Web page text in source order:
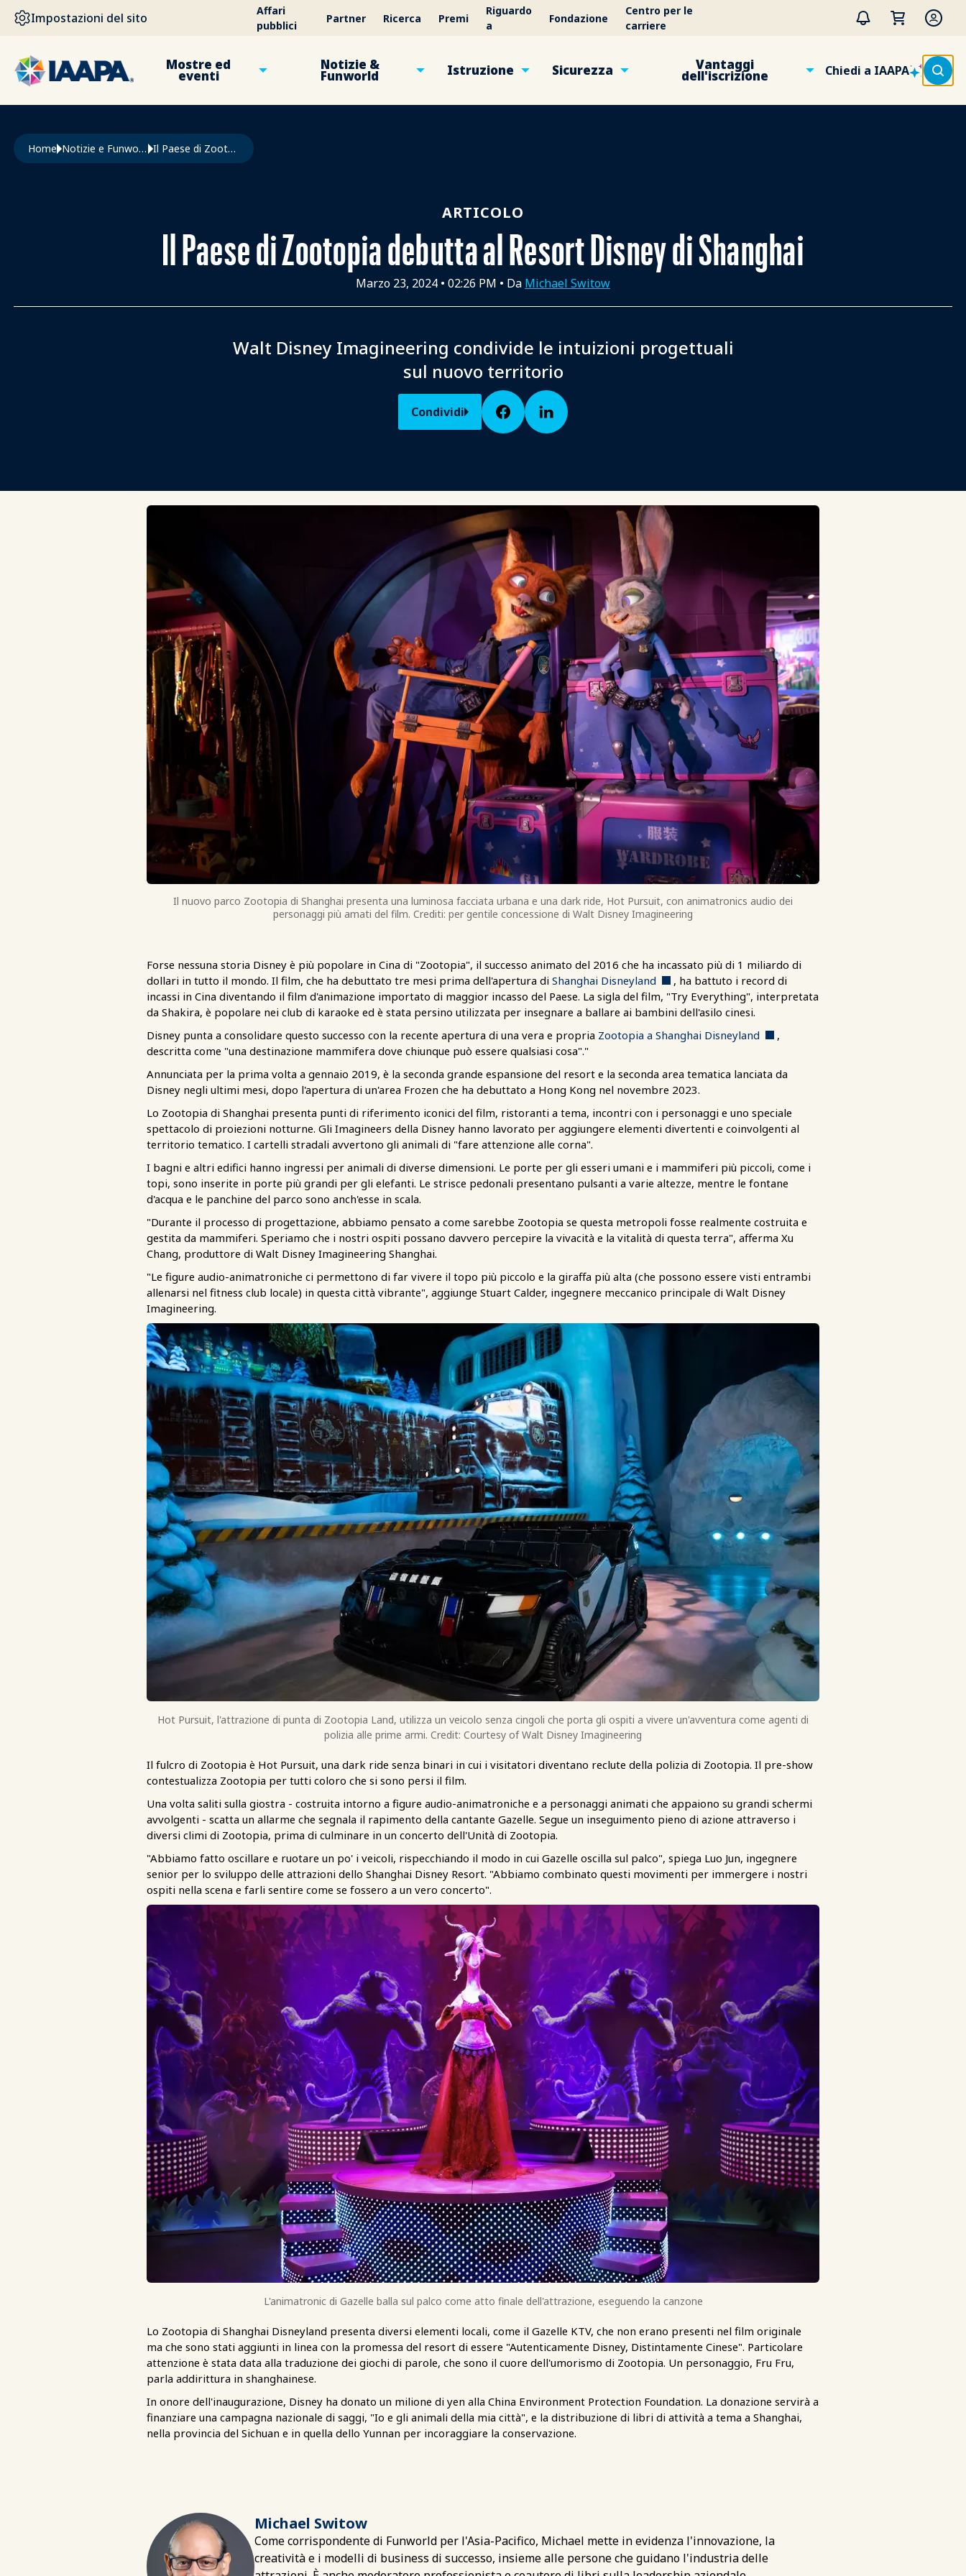
SALTA AL CONTENUTO PRINCIPALE
Impostazioni del sito
Affari
pubblici
Partner Ricerca Premi
Riguardo
a
Fondazione
Centro per le
carriere
Mostre ed
eventi
Notizie &
Funworld Istruzione Sicurezza Vantaggi
dell'iscrizione Chiedi a IAAPA
Briciole di pane
Home Notizie e Funworld Il Paese di Zootopia Debutta Al Resort Disney di Shanghai
ARTICOLO
Il Paese di Zootopia debutta al Resort Disney di Shanghai
Marzo 23, 2024 • 02:26 PM • Da Michael Switow
Walt Disney Imagineering condivide le intuizioni progettuali
sul nuovo territorio
Condividi
Il nuovo parco Zootopia di Shanghai presenta una luminosa facciata urbana e una dark ride, Hot Pursuit, con animatronics audio dei
personaggi più amati del film. Crediti: per gentile concessione di Walt Disney Imagineering
Forse nessuna storia Disney è più popolare in Cina di "Zootopia", il successo animato del 2016 che ha incassato più di 1 miliardo di
dollari in tutto il mondo. Il film, che ha debuttato tre mesi prima dell'apertura di Shanghai Disneyland
, ha battuto i record di
incassi in Cina diventando il film d'animazione importato di maggior incasso del Paese. La sigla del film, "Try Everything", interpretata
da Shakira, è popolare nei club di karaoke ed è stata persino utilizzata per insegnare a ballare ai bambini dell'asilo cinesi.
Disney punta a consolidare questo successo con la recente apertura di una vera e propria Zootopia a Shanghai Disneyland
,
descritta come "una destinazione mammifera dove chiunque può essere qualsiasi cosa"."
Annunciata per la prima volta a gennaio 2019, è la seconda grande espansione del resort e la seconda area tematica lanciata da
Disney negli ultimi mesi, dopo l'apertura di un'area Frozen che ha debuttato a Hong Kong nel novembre 2023.
Lo Zootopia di Shanghai presenta punti di riferimento iconici del film, ristoranti a tema, incontri con i personaggi e uno speciale
spettacolo di proiezioni notturne. Gli Imagineers della Disney hanno lavorato per aggiungere elementi divertenti e coinvolgenti al
territorio tematico. I cartelli stradali avvertono gli animali di "fare attenzione alle corna".
I bagni e altri edifici hanno ingressi per animali di diverse dimensioni. Le porte per gli esseri umani e i mammiferi più piccoli, come i
topi, sono inserite in porte più grandi per gli elefanti. Le strisce pedonali presentano pulsanti a varie altezze, mentre le fontane
d'acqua e le panchine del parco sono anch'esse in scala.
"Durante il processo di progettazione, abbiamo pensato a come sarebbe Zootopia se questa metropoli fosse realmente costruita e
gestita da mammiferi. Speriamo che i nostri ospiti possano davvero percepire la vivacità e la vitalità di questa terra", afferma Xu
Chang, produttore di Walt Disney Imagineering Shanghai.
"Le figure audio-animatroniche ci permettono di far vivere il topo più piccolo e la giraffa più alta (che possono essere visti entrambi
allenarsi nel fitness club locale) in questa città vibrante", aggiunge Stuart Calder, ingegnere meccanico principale di Walt Disney
Imagineering.
Hot Pursuit, l'attrazione di punta di Zootopia Land, utilizza un veicolo senza cingoli che porta gli ospiti a vivere un'avventura come agenti di
polizia alle prime armi. Credit: Courtesy of Walt Disney Imagineering
Il fulcro di Zootopia è Hot Pursuit, una dark ride senza binari in cui i visitatori diventano reclute della polizia di Zootopia. Il pre-show
contestualizza Zootopia per tutti coloro che si sono persi il film.
Una volta saliti sulla giostra - costruita intorno a figure audio-animatroniche e a personaggi animati che appaiono su grandi schermi
avvolgenti - scatta un allarme che segnala il rapimento della cantante Gazelle. Segue un inseguimento pieno di azione attraverso i
diversi climi di Zootopia, prima di culminare in un concerto dell'Unità di Zootopia.
"Abbiamo fatto oscillare e ruotare un po' i veicoli, rispecchiando il modo in cui Gazelle oscilla sul palco", spiega Luo Jun, ingegnere
senior per lo sviluppo delle attrazioni dello Shanghai Disney Resort. "Abbiamo combinato questi movimenti per immergere i nostri
ospiti nella scena e farli sentire come se fossero a un vero concerto".
L'animatronic di Gazelle balla sul palco come atto finale dell'attrazione, eseguendo la canzone
Lo Zootopia di Shanghai Disneyland presenta diversi elementi locali, come il Gazelle KTV, che non erano presenti nel film originale
ma che sono stati aggiunti in linea con la promessa del resort di essere "Autenticamente Disney, Distintamente Cinese". Particolare
attenzione è stata data alla traduzione dei giochi di parole, che sono il cuore dell'umorismo di Zootopia. Un personaggio, Fru Fru,
parla addirittura in shanghainese.
In onore dell'inaugurazione, Disney ha donato un milione di yen alla China Environment Protection Foundation. La donazione servirà a
finanziare una campagna nazionale di saggi, "Io e gli animali della mia città", e la distribuzione di libri di attività a tema a Shanghai,
nella provincia del Sichuan e in quella dello Yunnan per incoraggiare la conservazione.
Michael Switow
Come corrispondente di Funworld per l'Asia-Pacifico, Michael mette in evidenza l'innovazione, la
creatività e i modelli di business di successo, insieme alle persone che guidano l'industria delle